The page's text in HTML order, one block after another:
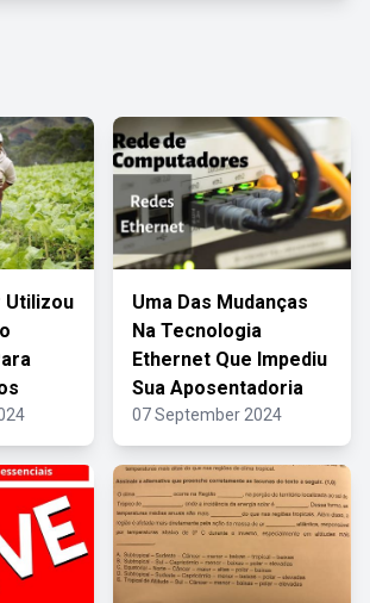
Utilizou
Uma Das Mudanças
Na Tecnologia
Ethernet Que Impediu
Sua Aposentadoria
07 September 2024